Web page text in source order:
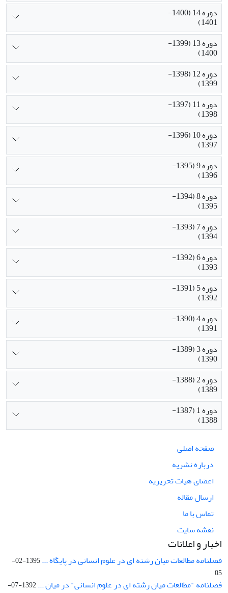
دوره 14 (1400-
1401)
دوره 13 (1399-
1400)
دوره 12 (1398-
1399)
دوره 11 (1397-
1398)
دوره 10 (1396-
1397)
دوره 9 (1395-
1396)
دوره 8 (1394-
1395)
دوره 7 (1393-
1394)
دوره 6 (1392-
1393)
دوره 5 (1391-
1392)
دوره 4 (1390-
1391)
دوره 3 (1389-
1390)
دوره 2 (1388-
1389)
دوره 1 (1387-
1388)
صفحه اصلی
درباره نشریه
اعضای هیات تحریریه
ارسال مقاله
تماس با ما
نقشه سایت
اخبار و اعلانات
فصلنامه مطالعات میان رشته ای در علوم انسانی در پایگاه ...
1395-02-
05
فصلنامه "مطالعات میان رشته ای در علوم انسانی" در میان ...
1392-07-